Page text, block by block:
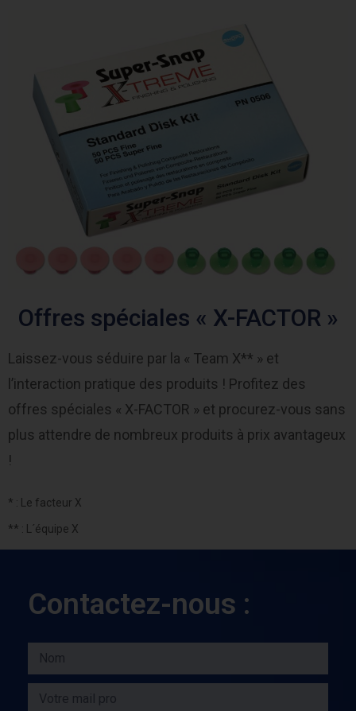
Offres spéciales « X-FACTOR »
Laissez-vous séduire par la « Team X** » et
l’interaction pratique des produits ! Profitez des
offres spéciales « X-FACTOR » et procurez-vous sans
plus attendre de nombreux produits à prix avantageux
!
* : Le facteur X
** : L´équipe X
Contactez-nous :